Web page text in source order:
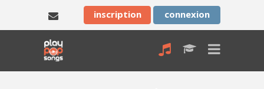
inscription connexion